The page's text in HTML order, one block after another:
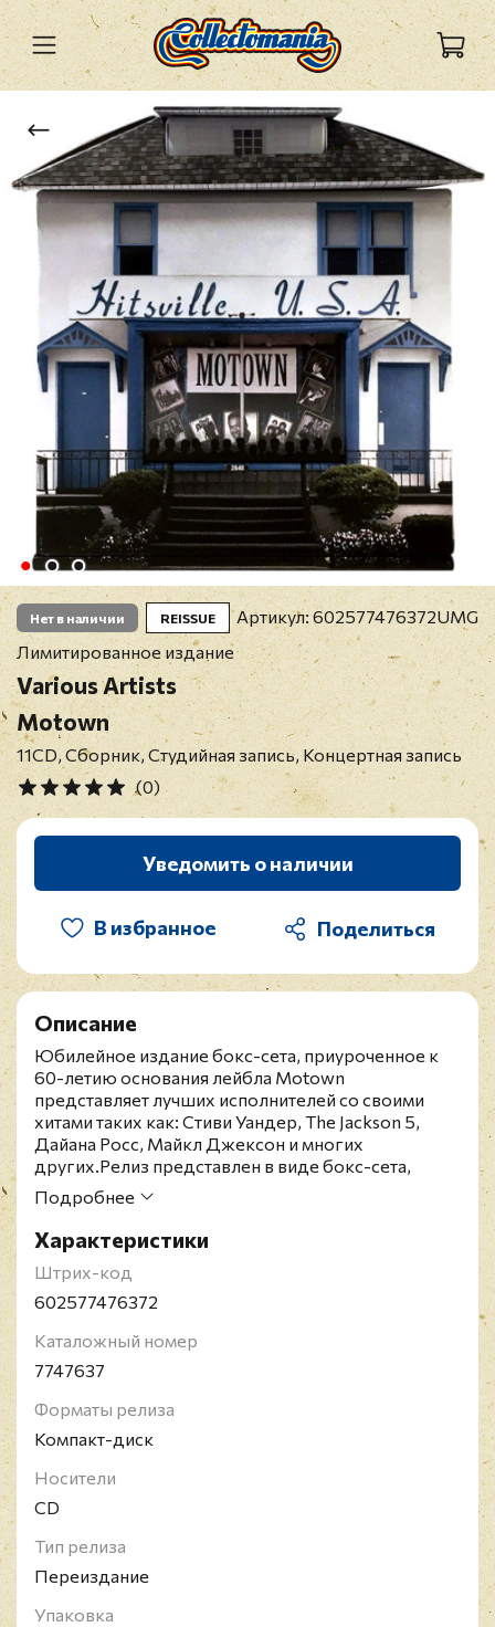
Нет в наличии REISSUE Артикул: 602577476372UMG
Лимитированное издание
Various Artists
Motown
11CD, Сборник, Студийная запись, Концертная запись
(0)
Уведомить о наличии
В избранное
Описание
Юбилейное издание бокс-сета, приуроченное к
60-летию основания лейбла Motown
представляет лучших исполнителей со своими
хитами таких как: Стиви Уандер, The Jackson 5,
Дайана Росс, Майкл Джексон и многих
других.Релиз представлен в виде бокс-сета,
состоящего из 11CD, включает 100-страничный
буклет с редкими фотографиями, а также 12
бонусных треков с кавер-версиями.Motown
Records - американская звукозаписывающая
компания, в настоящее время входящая в состав
Universal Music Group. Будучи первым лейблом
Motown-Tamla специализировался на
продвижении чернокожих исполнителей в
здесь было разработано особое направление
ритм-энд-блюза - так называемое "мотаунское
звучание" (Motown Sound). На этом лейбле
начинали свою карьеру самые выдающиеся
звезды афроамериканской музыки тех лет - Стиви
Уандер, Марвин Гэй, Дайана Росс, Смоки
Робинсон, Лайонел Ричи и Майкл Джексон,
квартет Boyz II Men.
Подробнее
Характеристики
Штрих-код
602577476372
Каталожный номер
7747637
Форматы релиза
Компакт-диск
Носители
CD
Тип релиза
Переиздание
Упаковка